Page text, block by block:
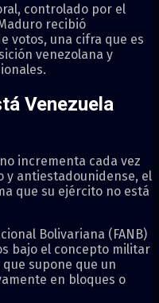
controlado por el
recibió
votos, una cifra que es
venezolana y
Venezuela
incrementa cada vez
y antiestadounidense, el
que su ejército no está
Bolivariana (FANB)
bajo el concepto militar
supone que un
en bloques o